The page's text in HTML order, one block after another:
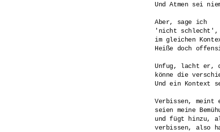
Und Atmen sei
Aber, sage ich
'nicht
im gleichen
Heiße doch
Unfug, lacht er,
könne die
Und ein Kontext
Verbissen, meint
seien meine
und fügt hinzu,
verbissen, also